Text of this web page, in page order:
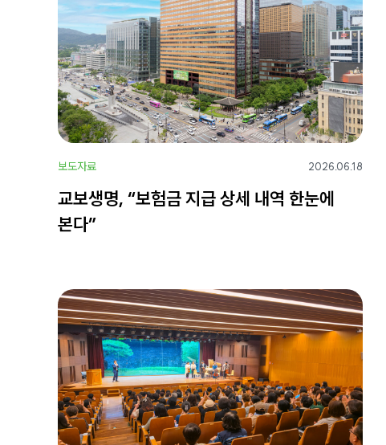
보도자료 2026.06.18
교보생명, “보험금 지급 상세 내역 한눈에
본다”